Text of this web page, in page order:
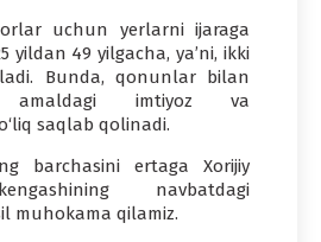
uchun yerlarni ijaraga
yildan 49 yilgacha, ya’ni, ikki
Bunda, qonunlar bilan
amaldagi imtiyoz va
saqlab qolinadi.
barchasini ertaga Xorijiy
navbatdagi
muhokama qilamiz.